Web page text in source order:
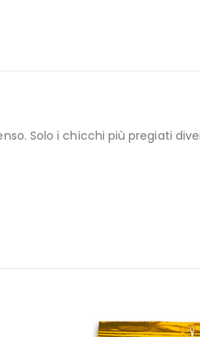
Solo i chicchi più pregiati